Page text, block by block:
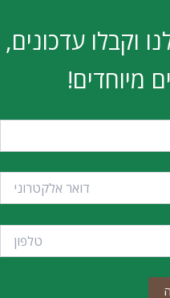
וקבלו עדכונים,
מיוחדים!